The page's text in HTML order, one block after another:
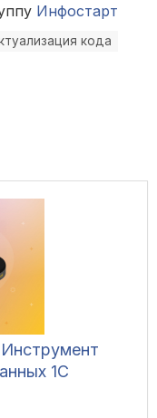
Инфостарт
кода
1С